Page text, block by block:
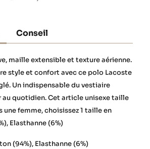
Conseil
maille extensible et texture aérienne.
style et confort avec ce polo Lacoste
Un indispensable du vestiaire
au quotidien. Cet article unisexe taille
une femme, choisissez 1 taille en
Elasthanne (6%)
(94%), Elasthanne (6%)